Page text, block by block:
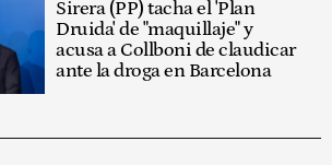
Sirera (PP) tacha el 'Plan
Druida' de "maquillaje" y
acusa a Collboni de claudicar
ante la droga en Barcelona